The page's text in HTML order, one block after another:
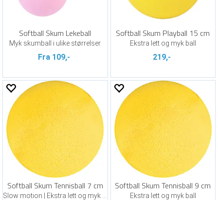
Softball Skum Lekeball
Myk skumball i ulike størrelser
Fra 109,-
Softball Skum Playball 15 cm
Ekstra lett og myk ball
219,-
Softball Skum Tennisball 7 cm Softball Skum Tennisball 9 cm
Ekstra lett og myk ball